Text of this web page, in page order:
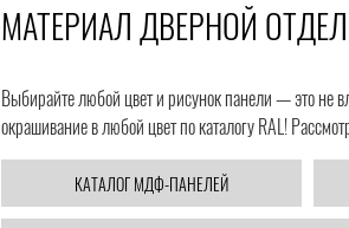
МАТЕРИАЛ ДВЕРНОЙ
Выбирайте любой цвет и рисунок панели — это не
окрашивание в любой цвет по каталогу RAL!
КАТАЛОГ МДФ-ПАНЕЛЕЙ